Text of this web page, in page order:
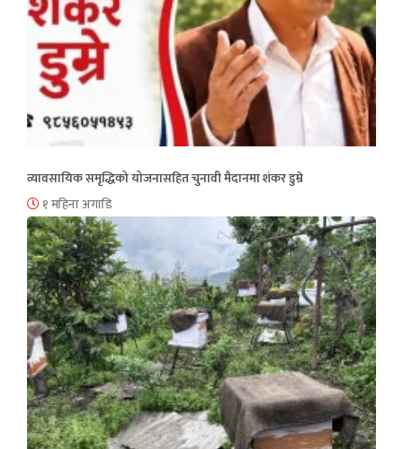
व्यावसायिक समृद्धिको योजनासहित चुनावी मैदानमा शंकर डुम्रे
१ महिना अगाडि